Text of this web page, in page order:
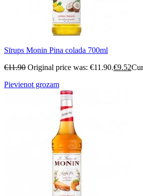
Sīrups Monin Pina colada 700ml
€11.90 Original price was: €11.90.€9.52
Pievienot grozam